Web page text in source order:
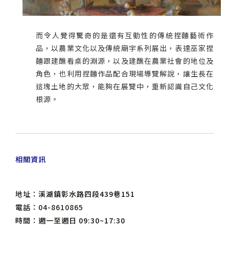
而令人覺得驚奇的是還有互動性的傳統捏麵藝術作
品，以農業文化以及傳統廟宇系列展出，表達巫家捏
麵跟建醮看桌的淵源，以及建醮在農業社會的地位及
角色，也利用捏麵作品配合現場導覽解說，讓生長在
這塊土地的大眾，能夠在展覽中，重新認識自己文化
根源。
相關資訊
地址：溪湖鎮彰水路四段439巷151
電話： 04-8610865
時間：週一至週日 09:30~17:30